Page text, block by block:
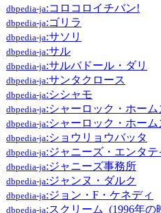
dbpedia-ja:コロコロイチバン!
dbpedia-ja:ゴリラ
dbpedia-ja:サソリ
dbpedia-ja:サル
dbpedia-ja:サルバドール・ダリ
dbpedia-ja:サンタクロース
dbpedia-ja:シシャモ
dbpedia-ja:シャーロック・ホーム
dbpedia-ja:シャーロック・ホー
dbpedia-ja:ショウリョウバッタ
dbpedia-ja:ジャニーズ・エンタテ
dbpedia-ja:ジャニーズ事務所
dbpedia-ja:ジャンヌ・ダルク
dbpedia-ja:ジョン・F・ケネディ
dbpedia-ja:スクリーム_(1996年の